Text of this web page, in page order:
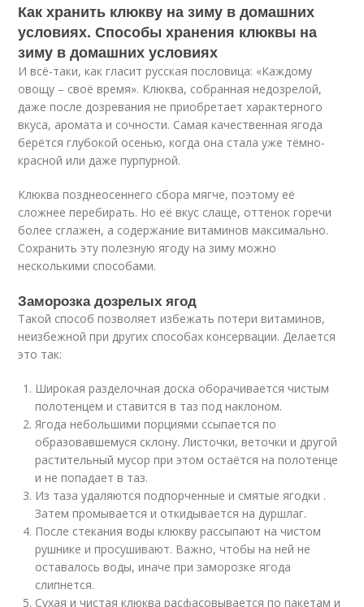
Как хранить клюкву на зиму в домашних
условиях. Способы хранения клюквы на
зиму в домашних условиях
И всё-таки, как гласит русская пословица: «Каждому
овощу – своё время». Клюква, собранная недозрелой,
даже после дозревания не приобретает характерного
вкуса, аромата и сочности. Самая качественная ягода
берётся глубокой осенью, когда она стала уже тёмно-
красной или даже пурпурной.
Клюква позднеосеннего сбора мягче, поэтому её
сложнее перебирать. Но её вкус слаще, оттенок горечи
более сглажен, а содержание витаминов максимально.
Сохранить эту полезную ягоду на зиму можно
несколькими способами.
Заморозка дозрелых ягод
Такой способ позволяет избежать потери витаминов,
неизбежной при других способах консервации. Делается
это так:
Широкая разделочная доска оборачивается чистым
полотенцем и ставится в таз под наклоном.
Ягода небольшими порциями ссыпается по
образовавшемуся склону. Листочки, веточки и другой
растительный мусор при этом остаётся на полотенце
и не попадает в таз.
Из таза удаляются подпорченные и смятые ягодки .
Затем промывается и откидывается на дуршлаг.
После стекания воды клюкву рассыпают на чистом
рушнике и просушивают. Важно, чтобы на ней не
оставалось воды, иначе при заморозке ягода
слипнется.
Сухая и чистая клюква расфасовывается по пакетам и